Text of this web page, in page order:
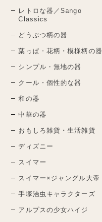
レトロな器／Sango
Classics
どうぶつ柄の器
葉っぱ・花柄・模様柄の器
シンプル・無地の器
クール・個性的な器
和の器
中華の器
おもしろ雑貨・生活雑貨
ディズニー
スイマー
スイマー×ジャングル大帝
手塚治虫キャラクターズ
アルプスの少女ハイジ